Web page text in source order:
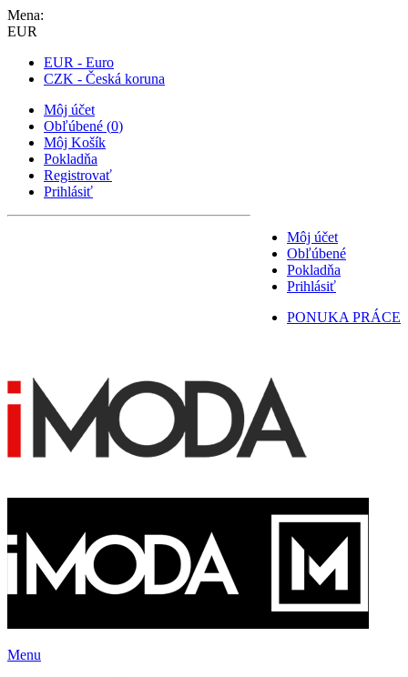
Mena:
EUR
EUR - Euro
CZK - Česká koruna
Môj účet
Obľúbené (0)
Môj Košík
Pokladňa
Registrovať
Prihlásiť
Môj účet
Obľúbené
Pokladňa
Prihlásiť
PONUKA PRÁCE
Menu